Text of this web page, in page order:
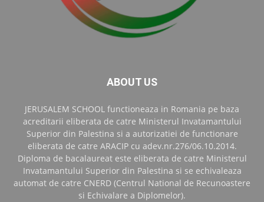
ABOUT US
JERUSALEM SCHOOL functioneaza in Romania pe baza
acreditarii eliberata de catre Ministerul Invatamantului
Superior din Palestina si a autorizatiei de functionare
eliberata de catre ARACIP cu adev.nr.276/06.10.2014.
Diploma de bacalaureat este eliberata de catre Ministerul
Invatamantului Superior din Palestina si se echivaleaza
automat de catre CNERD (Centrul National de Recunoastere
si Echivalare a Diplomelor).